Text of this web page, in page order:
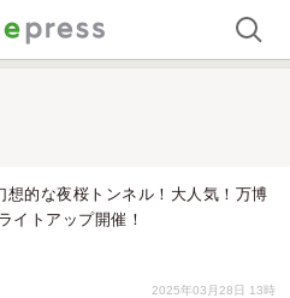
想的な夜桜トンネル！大人気！万博
イトアップ開催！
2025年03月28日 13時